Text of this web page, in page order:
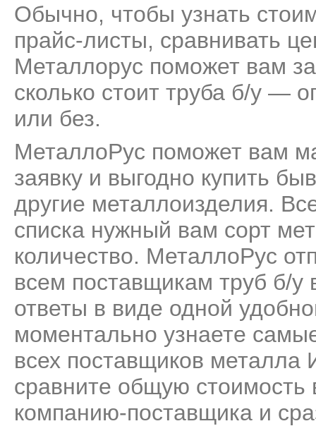
Обычно, чтобы узнать
прайс-листы, сравнивать
Металлорус поможет вам
сколько стоит труба б/у —
или без.
МеталлоРус поможет вам
заявку и выгодно купить
другие металлоизделия.
списка нужный вам сорт
количество. МеталлоРус
всем поставщикам труб б/у
ответы в виде одной
моментально узнаете
всех поставщиков металла
сравните общую стоимость
компанию-поставщика и